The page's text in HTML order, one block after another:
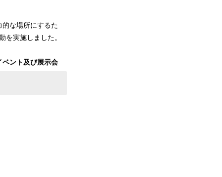
な場所にするた
を実施しました。
ント及び展示会